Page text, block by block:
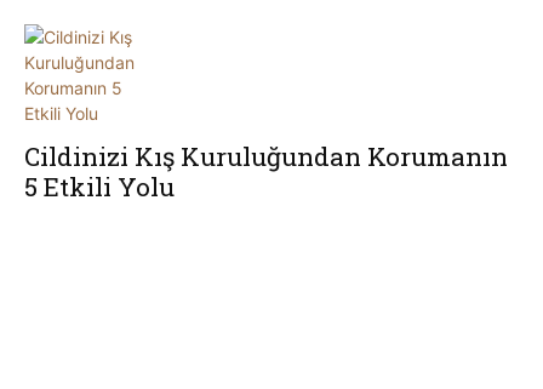
Cildinizi Kış Kuruluğundan Korumanın
5 Etkili Yolu